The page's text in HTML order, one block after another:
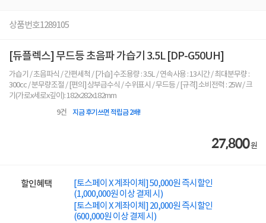
상품번호1289105
[듀플렉스] 무드등 초음파 가습기 3.5L [DP-G50UH]
가습기 / 초음파식 / 간편세척 / [가습] 수조용량 : 3.5L / 연속사용 : 13시간 / 최대분무량 :
300cc / 분무량조절 / [편의] 상부급수식 / 수위표시 / 무드등 / [규격] 소비전력 : 25W / 크
기(가로x세로x깊이): 182x282x182mm
9건 지금 후기쓰면 적립금 2배!
27,800원
할인혜택
[토스페이 X 계좌이체] 50,000원 즉시할인
(1,000,000원 이상 결제 시)
[토스페이 X 계좌이체] 20,000원 즉시할인
(600,000원 이상 결제 시)